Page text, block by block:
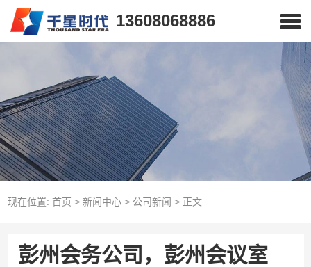
13608068886
现在位置: 首页 > 新闻中心> 公司新闻 > 正文
彭州会务公司，彭州会议室